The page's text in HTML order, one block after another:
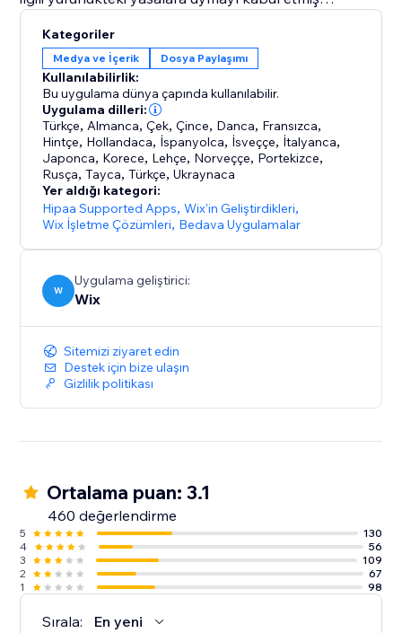
Kategoriler
Medya ve İçerik Dosya Paylaşımı
Kullanılabilirlik:
Bu uygulama dünya çapında kullanılabilir.
Uygulama dilleri:
Türkçe, Almanca,Çek,Çince, Danca, Fransızca,
Hintçe, Hollandaca, İspanyolca, İsveççe, İtalyanca,
Japonca, Korece, Lehçe, Norveççe, Portekizce,
Rusça,Tayca,Türkçe,Ukraynaca
Yer aldığı kategori:
Hipaa Supported Apps,Wix'in Geliştirdikleri,
Wix İşletme Çözümleri, Bedava Uygulamalar
W
Uygulama geliştirici:
Wix
Sitemizi ziyaret edin
Destek için bize ulaşın
Gizlilik politikası
Ortalama puan: 3.1
460 değerlendirme
5
130
4
56
3
109
2
67
1
98
Sırala: En yeni